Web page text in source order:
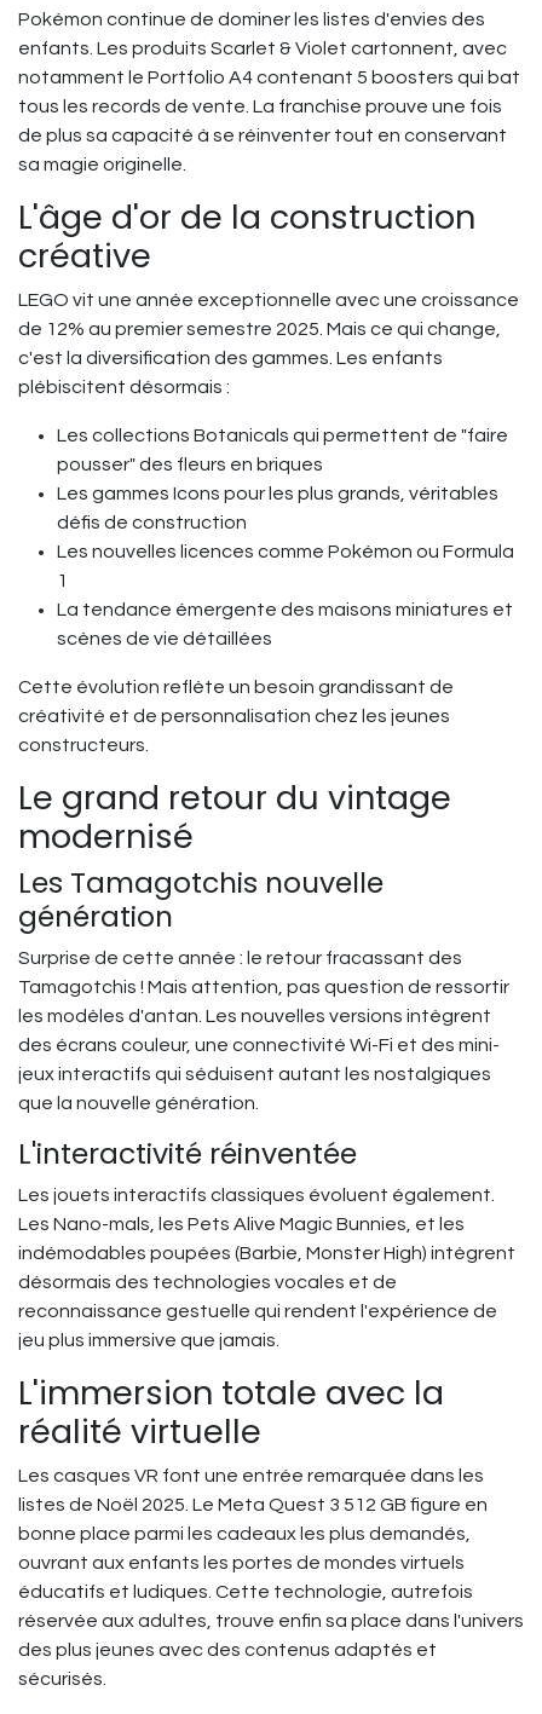
Pokémon continue de dominer les listes d'envies des
enfants. Les produits Scarlet & Violet cartonnent, avec
notamment le Portfolio A4 contenant 5 boosters qui bat
tous les records de vente. La franchise prouve une fois
de plus sa capacité à se réinventer tout en conservant
sa magie originelle.
L'âge d'or de la construction
créative
LEGO vit une année exceptionnelle avec une croissance
de 12% au premier semestre 2025. Mais ce qui change,
c'est la diversification des gammes. Les enfants
plébiscitent désormais :
Les collections Botanicals qui permettent de "faire
pousser" des fleurs en briques
Les gammes Icons pour les plus grands, véritables
défis de construction
Les nouvelles licences comme Pokémon ou Formula
1
La tendance émergente des maisons miniatures et
scènes de vie détaillées
Cette évolution reflète un besoin grandissant de
créativité et de personnalisation chez les jeunes
constructeurs.
Le grand retour du vintage
modernisé
Les Tamagotchis nouvelle
génération
Surprise de cette année : le retour fracassant des
Tamagotchis ! Mais attention, pas question de ressortir
les modèles d'antan. Les nouvelles versions intègrent
des écrans couleur, une connectivité Wi-Fi et des mini-
jeux interactifs qui séduisent autant les nostalgiques
que la nouvelle génération.
L'interactivité réinventée
Les jouets interactifs classiques évoluent également.
Les Nano-mals, les Pets Alive Magic Bunnies, et les
indémodables poupées (Barbie, Monster High) intègrent
désormais des technologies vocales et de
reconnaissance gestuelle qui rendent l'expérience de
jeu plus immersive que jamais.
L'immersion totale avec la
réalité virtuelle
Les casques VR font une entrée remarquée dans les
listes de Noël 2025. Le Meta Quest 3 512 GB figure en
bonne place parmi les cadeaux les plus demandés,
ouvrant aux enfants les portes de mondes virtuels
éducatifs et ludiques. Cette technologie, autrefois
réservée aux adultes, trouve enfin sa place dans l'univers
des plus jeunes avec des contenus adaptés et
sécurisés.